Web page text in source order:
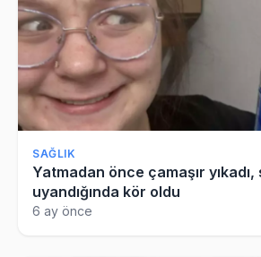
SAĞLIK
Yatmadan önce çamaşır yıkadı,
uyandığında kör oldu
6 ay önce